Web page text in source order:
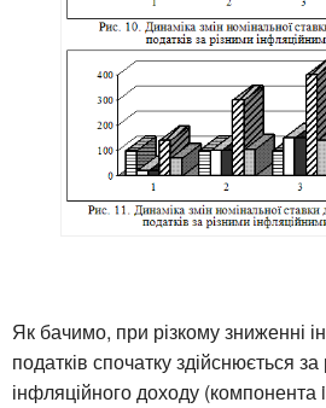
Як бачимо, при різкому зниженні
податків спочатку здійснюється
інфляційного доходу (компонента